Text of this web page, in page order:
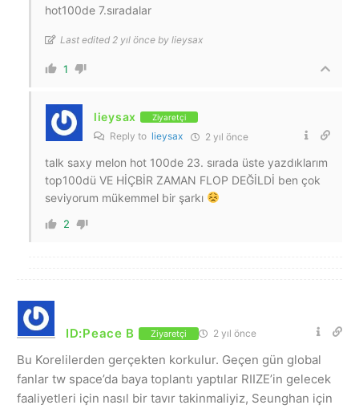
hot100de 7.sıradalar
Last edited 2 yıl önce by lieysax
1
lieysax Ziyaretçi
Reply to lieysax 2 yıl önce
talk saxy melon hot 100de 23. sırada üste yazdıklarım
top100dü VE HİÇBİR ZAMAN FLOP DEĞİLDİ ben çok
seviyorum mükemmel bir şarkı
2
ID:Peace B Ziyaretçi 2 yıl önce
Bu Korelilerden gerçekten korkulur. Geçen gün global
fanlar tw space’da baya toplantı yaptılar RIIZE’in gelecek
faaliyetleri için nasıl bir tavır takinmaliyiz, Seunghan için